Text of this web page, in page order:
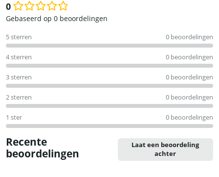
0
Waardering
uit
5
Gebaseerd op 0 beoordelingen
5 sterren 0 beoordelingen
4 sterren 0 beoordelingen
3 sterren 0 beoordelingen
2 sterren 0 beoordelingen
1 ster 0 beoordelingen
Recente
beoordelingen
Laat een beoordeling
achter